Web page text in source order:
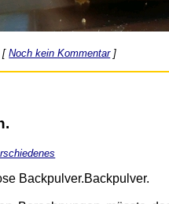
[Noch kein Kommentar]
Backpulver.